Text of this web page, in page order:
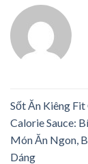
Sốt Ăn Kiêng Fit
Calorie Sauce:
Món Ăn Ngon,
Dáng